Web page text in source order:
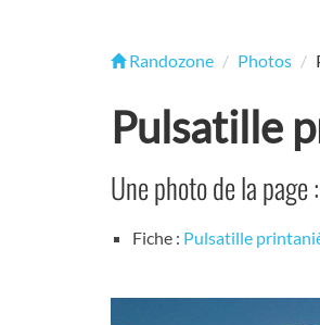
Randozone Photos
Pulsatille
Une photo de la page :
Fiche : Pulsatille